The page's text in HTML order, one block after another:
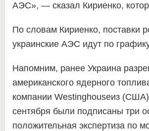
АЭС», — сказал Кириенко,
По словам Кириенко, поставки
украинские АЭС идут по
Напомним, ранее Украина
американского ядерного
компании Westinghouseиз
сентября были подписаны три
положительная экспертиза по